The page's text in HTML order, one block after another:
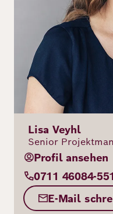
Lisa Veyhl
Senior
Profil ansehen
0711 46084-551
E-Mail